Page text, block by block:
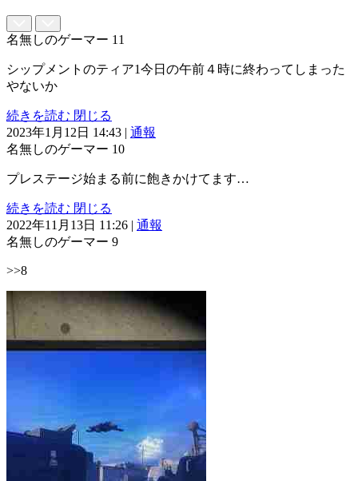
名無しのゲーマー 11
シップメントのティア1今日の午前４時に終わってしまった
やないか
続きを読む 閉じる
2023年1月12日 14:43 | 通報
名無しのゲーマー 10
プレステージ始まる前に飽きかけてます…
続きを読む 閉じる
2022年11月13日 11:26 | 通報
名無しのゲーマー 9
>>8